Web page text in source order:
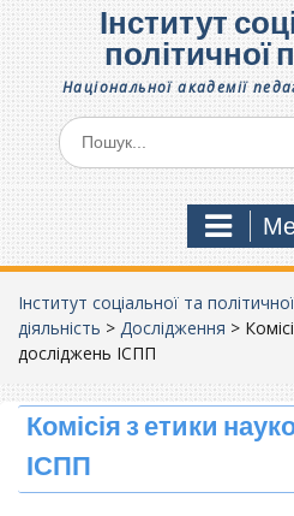
Інститут
політичної
Національної академії
Шукати:
Інститут соціальної та
діяльність > Дослідження >
досліджень ІСПП
Комісія з етики
ІСПП